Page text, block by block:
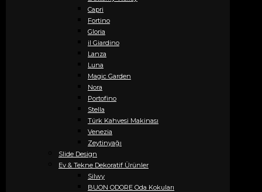
Capri
Fortino
Gloria
il Giardino
Lanza
Luna
Magic Garden
Nora
Portofino
Stella
Türk Kahvesi Makinası
Venezia
Zeytinyağı
Slide Design
Ev & Tekne Dekoratif Ürünler
Silwy
BUON ODORE Oda Kokuları